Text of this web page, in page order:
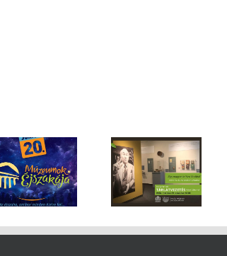
“Egy magyar úr
New Yorkból”
kortörténeti
tárlatvezetés Fábri
Gáborral
Nógrád legyszebb
hétvégéje – Palóc
Búcsú és
Folkfesztivál –
július 24 – 26.